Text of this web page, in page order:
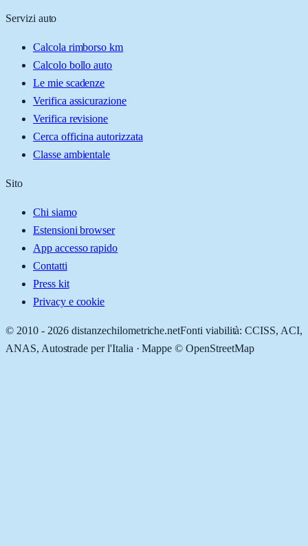
Servizi auto
Calcola rimborso km
Calcolo bollo auto
Le mie scadenze
Verifica assicurazione
Verifica revisione
Cerca officina autorizzata
Classe ambientale
Sito
Chi siamo
Estensioni browser
App accesso rapido
Contatti
Press kit
Privacy e cookie
© 2010 - 2026 distanzechilometriche.netFonti viabilità: CCISS, ACI,
ANAS, Autostrade per l'Italia · Mappe © OpenStreetMap